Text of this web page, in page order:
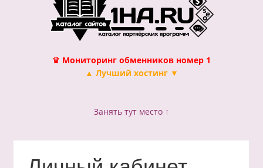
♛ Мониторинг обменников номер 1
▲ Лучший хостинг ▼
Занять тут место ↑